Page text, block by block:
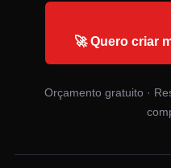
🚀 Quero criar
Orçamento gratuito ·